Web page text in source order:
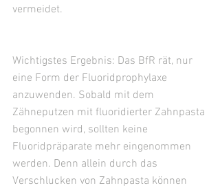
vermeidet.
Wichtigstes Ergebnis: Das BfR rät, nur
eine Form der Fluoridprophylaxe
anzuwenden. Sobald mit dem
Zähneputzen mit fluoridierter Zahnpasta
begonnen wird, sollten keine
Fluoridpräparate mehr eingenommen
werden. Denn allein durch das
Verschlucken von Zahnpasta können